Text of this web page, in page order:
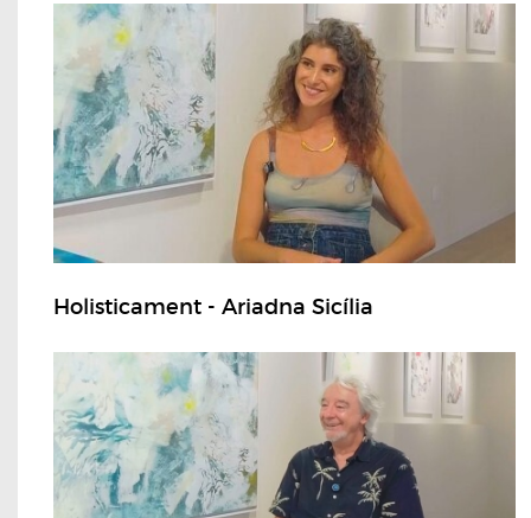
Holisticament - Ariadna Sicília